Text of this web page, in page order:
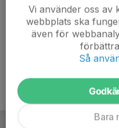
Vi använder oss av
webbplats ska
även för
Så
Bara